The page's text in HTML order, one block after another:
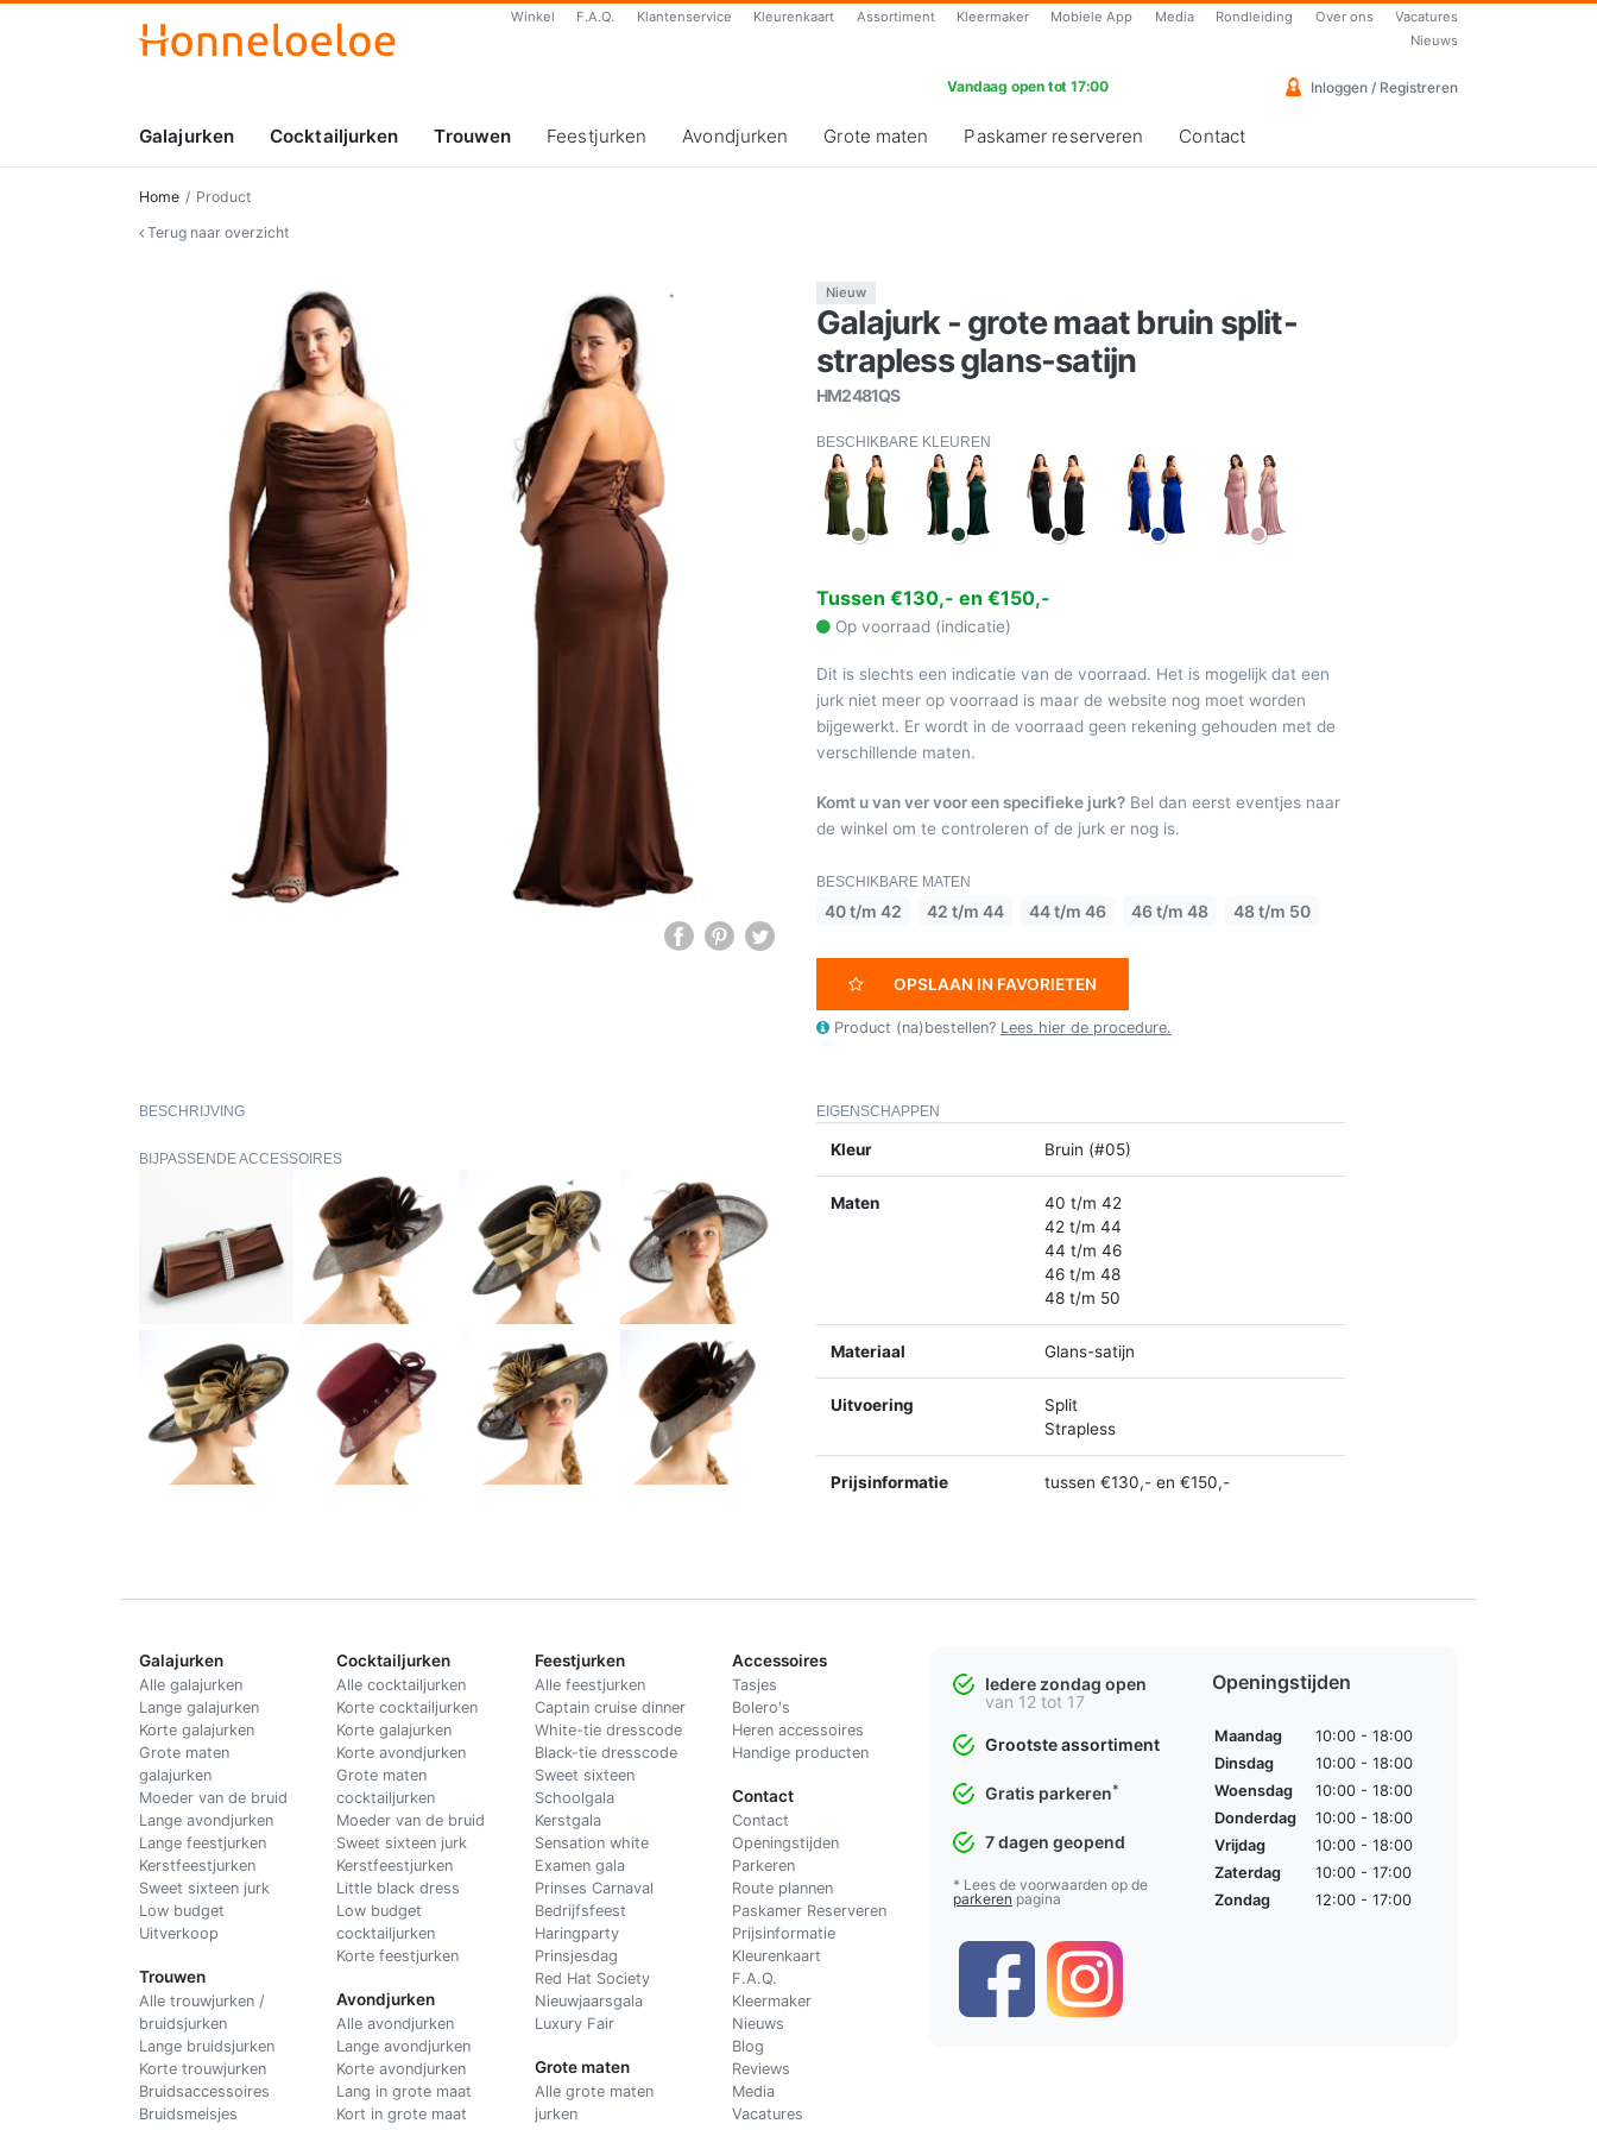
Winkel F.A.Q. Klantenservice Kleurenkaart Assortiment Kleermaker Mobiele App Media Rondleiding Over ons
Vacatures
Nieuws
Vandaag open tot 17:00 Inloggen / Registreren
Galajurken Cocktailjurken Trouwen Feestjurken Avondjurken Grote maten Paskamer reserveren Contact
Home
Product
Terug naar overzicht
Nieuw
Galajurk - grote maat bruin split-
strapless glans-satijn
HM2481QS
BESCHIKBARE KLEUREN
Tussen €130,- en €150,-
Op voorraad (indicatie)
Dit is slechts een indicatie van de voorraad. Het is mogelijk dat een
jurk niet meer op voorraad is maar de website nog moet worden
bijgewerkt. Er wordt in de voorraad geen rekening gehouden met de
verschillende maten.
Komt u van ver voor een specifieke jurk? Bel dan eerst eventjes naar
de winkel om te controleren of de jurk er nog is.
BESCHIKBARE MATEN
40 t/m 42 42 t/m 44 44 t/m 46 46 t/m 48 48 t/m 50
OPSLAAN IN FAVORIETEN
Product (na)bestellen? Lees hier de procedure.
BESCHRIJVING
BIJPASSENDE ACCESSOIRES
EIGENSCHAPPEN
Kleur Bruin (#05)
Maten
40 t/m 42
42 t/m 44
44 t/m 46
46 t/m 48
48 t/m 50
Materiaal Glans-satijn
Uitvoering
Split
Strapless
Prijsinformatie tussen €130,- en €150,-
Galajurken
Alle galajurken
Lange galajurken
Korte galajurken
Grote maten
galajurken
Moeder van de bruid
Lange avondjurken
Lange feestjurken
Kerstfeestjurken
Sweet sixteen jurk
Low budget
Uitverkoop
Trouwen
Alle trouwjurken /
bruidsjurken
Lange bruidsjurken
Korte trouwjurken
Bruidsaccessoires
Bruidsmeisjes
Cocktailjurken
Alle cocktailjurken
Korte cocktailjurken
Korte galajurken
Korte avondjurken
Grote maten
cocktailjurken
Moeder van de bruid
Sweet sixteen jurk
Kerstfeestjurken
Little black dress
Low budget
cocktailjurken
Korte feestjurken
Avondjurken
Alle avondjurken
Lange avondjurken
Korte avondjurken
Lang in grote maat
Kort in grote maat
Feestjurken
Alle feestjurken
Captain cruise dinner
White-tie dresscode
Black-tie dresscode
Sweet sixteen
Schoolgala
Kerstgala
Sensation white
Examen gala
Prinses Carnaval
Bedrijfsfeest
Haringparty
Prinsjesdag
Red Hat Society
Nieuwjaarsgala
Luxury Fair
Grote maten
Alle grote maten
jurken
Accessoires
Tasjes
Bolero's
Heren accessoires
Handige producten
Contact
Contact
Openingstijden
Parkeren
Route plannen
Paskamer Reserveren
Prijsinformatie
Kleurenkaart
F.A.Q.
Kleermaker
Nieuws
Blog
Reviews
Media
Vacatures
Iedere zondag open
van 12 tot 17
Grootste assortiment
Gratis parkeren*
7 dagen geopend
* Lees de voorwaarden op de
parkeren pagina
Openingstijden
Maandag
10:00 - 18:00
Dinsdag
10:00 - 18:00
Woensdag
10:00 - 18:00
Donderdag
10:00 - 18:00
Vrijdag
10:00 - 18:00
Zaterdag
10:00 - 17:00
Zondag
12:00 - 17:00